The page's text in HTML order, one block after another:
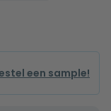
een sample!